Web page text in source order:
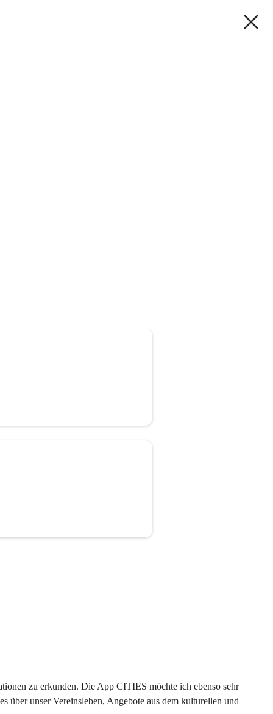
zu erkunden. Die App CITIES möchte ich ebenso sehr
über unser Vereinsleben, Angebote aus dem kulturellen und